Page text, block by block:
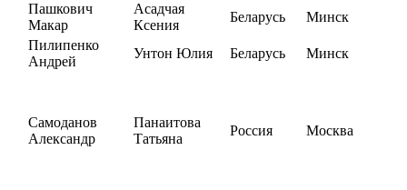
Пашкович
Макар
Асадчая
Ксения
Беларусь
Минск
Пилипенко
Андрей
Унтон Юлия Беларусь Минск
Самоданов
Александр
Панаитова
Татьяна
Россия Москва